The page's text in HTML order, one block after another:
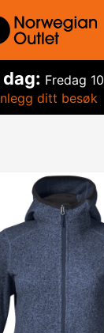
Fredag
ditt besøk